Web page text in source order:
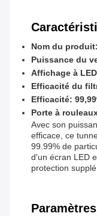
Nom du
Puissance du
Affichage à
Efficacité du
Efficacité:
Porte à
Avec son
efficace, ce
99.99% de
d'un écran LED
protection